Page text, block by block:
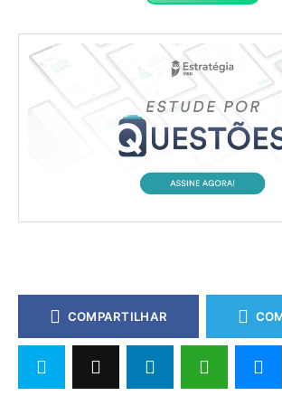
COMPARTILHAR